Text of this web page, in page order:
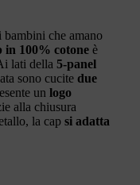
bambini che amano
in 100% cotone è
lati della 5-panel
sono cucite due
un logo
alla chiusura
la cap si adatta